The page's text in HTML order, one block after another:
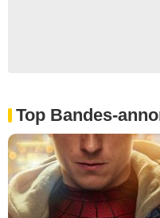
Top Bandes-